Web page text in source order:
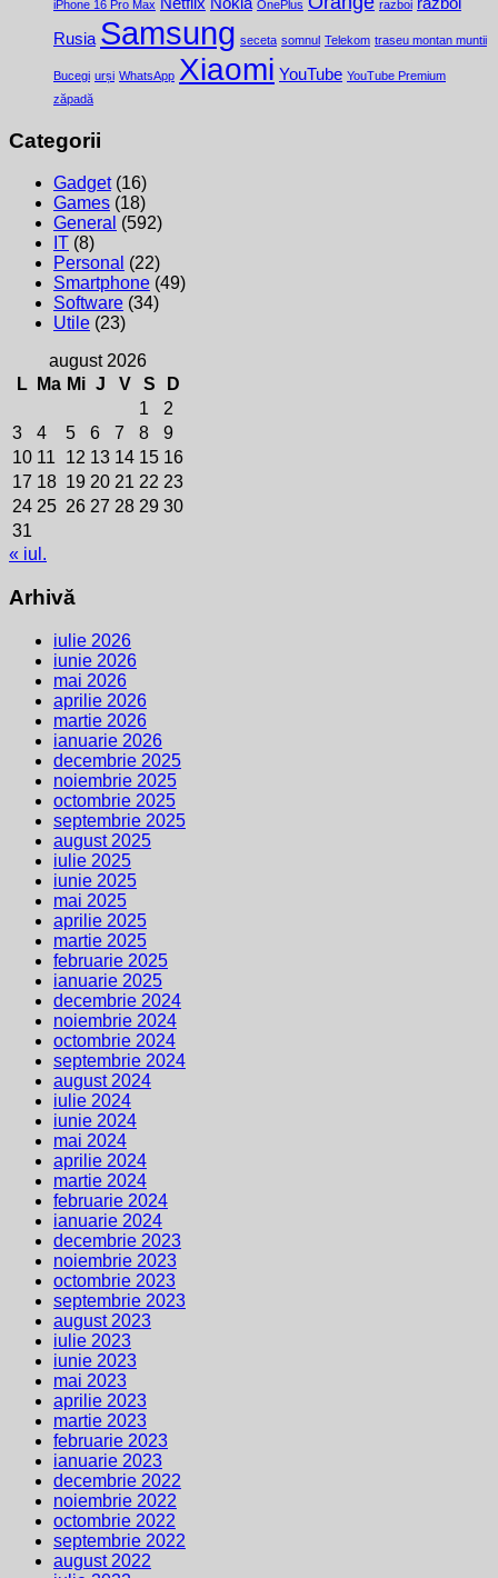
iPhone 16 Pro Max
OnePlus razboi
Rusia Samsung seceta somnul Telekom traseu montan muntii
Bucegi urși WhatsApp Xiaomi YouTube YouTube Premium
zăpadă
Categorii
Gadget(16)
Games (18)
General (592)
IT (8)
Personal (22)
Smartphone (49)
Software (34)
Utile (23)
august 2026
L
Ma Mi J V S
D
1
2
3
4 5 6 7 8
9
10 11 12 13 14 15 16
17 18 19 20 21 22 23
24 25 26 27 28 29 30
31
« iul.
Arhivă
iulie 2026
iunie 2026
mai 2026
aprilie 2026
martie 2026
ianuarie 2026
decembrie 2025
noiembrie 2025
octombrie 2025
septembrie 2025
august 2025
iulie 2025
iunie 2025
mai 2025
aprilie 2025
martie 2025
februarie 2025
ianuarie 2025
decembrie 2024
noiembrie 2024
octombrie 2024
septembrie 2024
august 2024
iulie 2024
iunie 2024
mai 2024
aprilie 2024
martie 2024
februarie 2024
ianuarie 2024
decembrie 2023
noiembrie 2023
octombrie 2023
septembrie 2023
august 2023
iulie 2023
iunie 2023
mai 2023
aprilie 2023
martie 2023
februarie 2023
ianuarie 2023
decembrie 2022
noiembrie 2022
octombrie 2022
septembrie 2022
august 2022